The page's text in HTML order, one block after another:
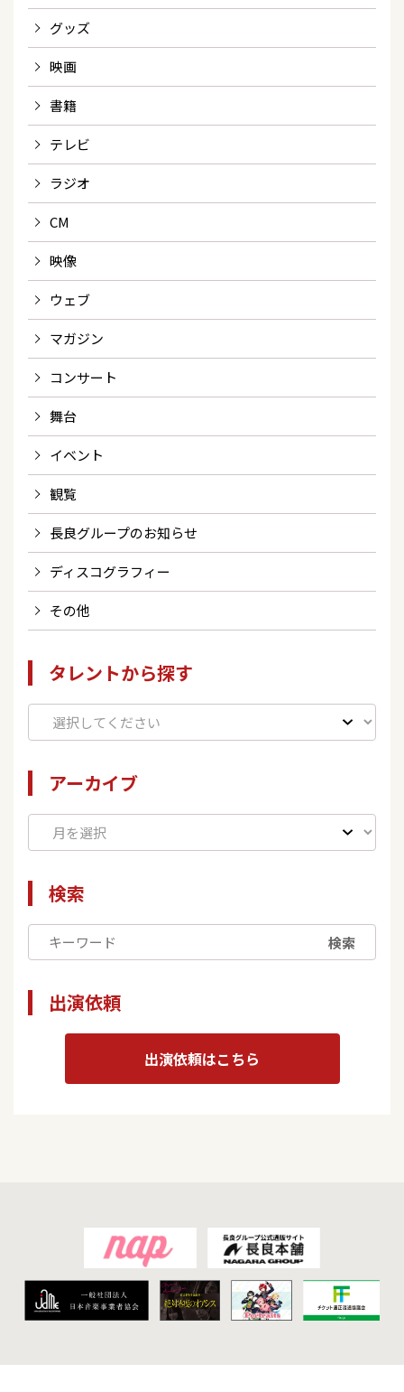
グッズ
映画
書籍
テレビ
ラジオ
CM
映像
ウェブ
マガジン
コンサート
舞台
イベント
観覧
長良グループのお知らせ
ディスコグラフィー
その他
タレントから探す
アーカイブ
検索
検索
出演依頼
出演依頼はこちら